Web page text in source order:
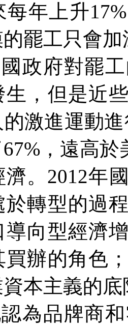
每年上升17%
罷工只會
政府對罷
生，但是近
激進運動
67% ，遠高
。 2012年
於轉型的過
導向型經濟
買辦的角色
本主義的底
為品牌商